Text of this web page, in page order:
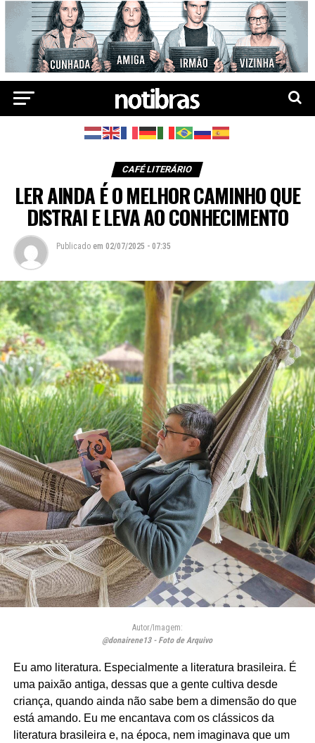
CAFÉ LITERÁRIO
LER AINDA É O MELHOR CAMINHO QUE
DISTRAI E LEVA AO CONHECIMENTO
Publicado em 02/07/2025 - 07:35
Autor/Imagem:
@donairene13 - Foto de Arquivo
Eu amo literatura. Especialmente a literatura brasileira. É
uma paixão antiga, dessas que a gente cultiva desde
criança, quando ainda não sabe bem a dimensão do que
está amando. Eu me encantava com os clássicos da
literatura brasileira e, na época, nem imaginava que um